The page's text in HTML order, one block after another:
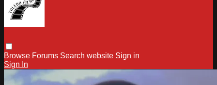
Browse Forums Search website Sign in
Sign In